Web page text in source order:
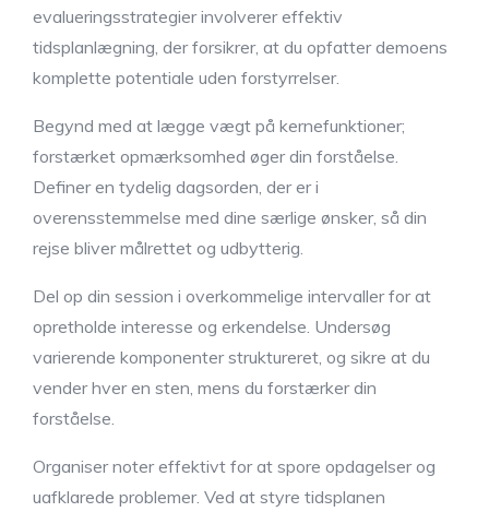
evalueringsstrategier involverer effektiv
tidsplanlægning, der forsikrer, at du opfatter demoens
komplette potentiale uden forstyrrelser.
Begynd med at lægge vægt på kernefunktioner;
forstærket opmærksomhed øger din forståelse.
Definer en tydelig dagsorden, der er i
overensstemmelse med dine særlige ønsker, så din
rejse bliver målrettet og udbytterig.
Del op din session i overkommelige intervaller for at
opretholde interesse og erkendelse. Undersøg
varierende komponenter struktureret, og sikre at du
vender hver en sten, mens du forstærker din
forståelse.
Organiser noter effektivt for at spore opdagelser og
uafklarede problemer. Ved at styre tidsplanen